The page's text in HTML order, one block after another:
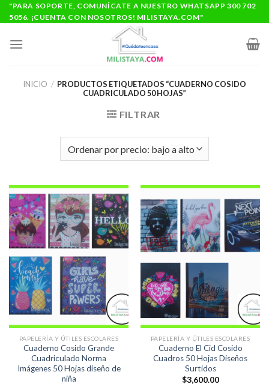
Saltar
al
"PARA SOPORTE, COMUNÍCATE A NUESTRO WHATSAPP 300 702
5056. ¡CUENTA CON NOSOTROS! MILISTAYA.COM"
INICIO / PRODUCTOS ETIQUETADOS “CUADERNO COSIDO
CUADRICULADO 50 HOJAS”
FILTRAR
PAPELERÍA Y ÚTILES ESCOLARES
Cuaderno Cosido Grande
Cuadriculado Norma
Imágenes 50 Hojas diseño de
niña
PAPELERÍA Y ÚTILES ESCOLARES
Cuaderno El Cid Cosido
Cuadros 50 Hojas Diseños
Surtidos
$3,600.00